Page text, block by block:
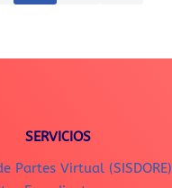
SERVICIOS
Partes Virtual (SISDORE)